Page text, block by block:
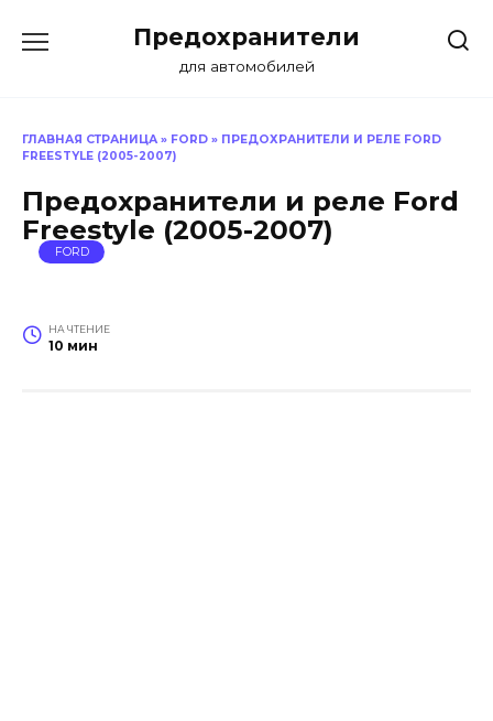
Предохранители
для автомобилей
ГЛАВНАЯ СТРАНИЦА » FORD » ПРЕДОХРАНИТЕЛИ И РЕЛЕ FORD
FREESTYLE (2005-2007)
Предохранители и реле Ford
Freestyle (2005-2007)
FORD
НА ЧТЕНИЕ
10 мин